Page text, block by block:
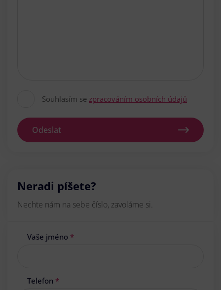
Souhlasím se zpracováním osobních údajů
Odeslat
Neradi píšete?
Nechte nám na sebe číslo, zavoláme si.
Vaše jméno *
Telefon *